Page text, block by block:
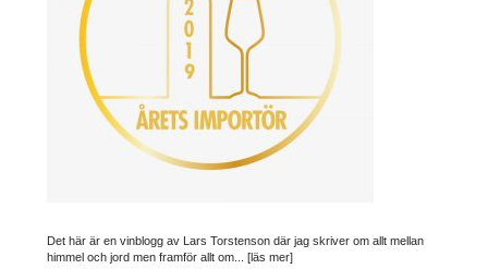
Det här är en vinblogg av Lars Torstenson där jag skriver om allt mellan
himmel och jord men framför allt om... [läs mer]